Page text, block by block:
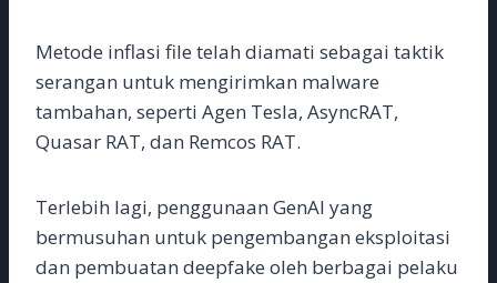
Metode inflasi file telah diamati sebagai taktik
serangan untuk mengirimkan malware
tambahan, seperti Agen Tesla, AsyncRAT,
Quasar RAT, dan Remcos RAT.
Terlebih lagi, penggunaan GenAI yang
bermusuhan untuk pengembangan eksploitasi
dan pembuatan deepfake oleh berbagai pelaku